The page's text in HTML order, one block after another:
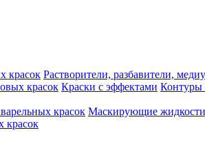
красок Растворители, разбавители,
красок Краски с эффектами Контуры
красок Маскирующие
красок